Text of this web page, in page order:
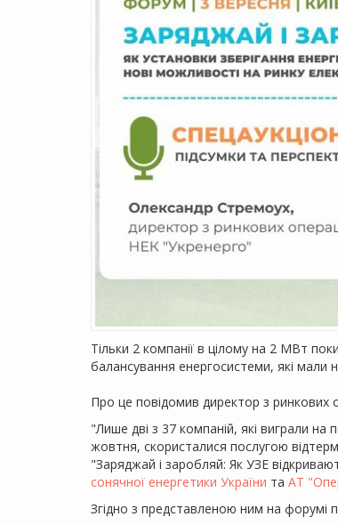
Тільки 2 компанії в цілому на 2 МВт
балансування енергосистеми, які мали
Про це повідомив директор з ринкових
"Лише дві з 37 компаній, які виграли на
жовтня, скористалися послугою
"Заряджай і заробляй: Як УЗЕ
сонячної енергетики України та АТ
Згідно з представленою ним на форумі